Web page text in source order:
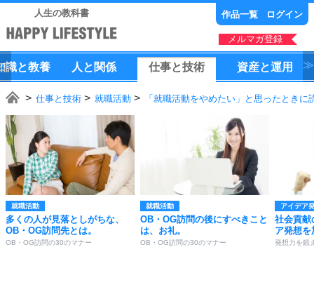
人生の教科書 作品一覧 ログイン
メルマガ登録
識と教養 人 と 関係 仕事と技術 資産と運用
仕事と技術 就職活動 「就職活動をやめたい」と思ったときに
就職活動
多くの人が見落としがちな、
OB・OG訪問先とは。
OB・OG訪問の30のマナー
就職活動
OB・OG訪問の後にすべきこと
は、お礼。
OB・OG訪問の30のマナー
アイデア
社会貢献
ア発想を
発想力を鍛